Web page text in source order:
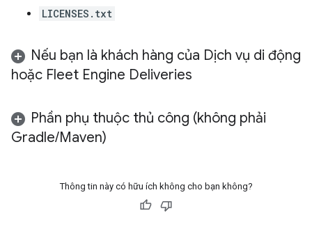
LICENSES.txt
Nếu bạn là khách hàng của Dịch vụ di động
hoặc Fleet Engine Deliveries
Phần phụ thuộc thủ công (không phải
Gradle/Maven)
Thông tin này có hữu ích không cho bạn không?